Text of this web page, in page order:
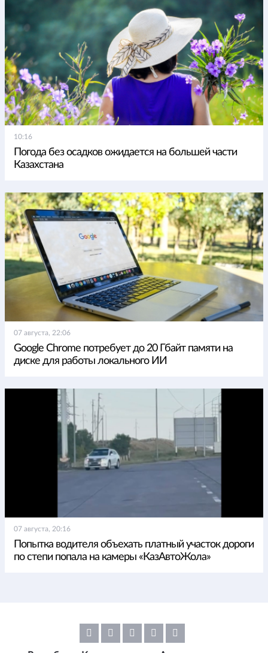
10:16
Погода без осадков ожидается на большей части
Казахстана
07 августа, 22:06
Google Chrome потребует до 20 Гбайт памяти на
диске для работы локального ИИ
07 августа, 20:16
Попытка водителя объехать платный участок дороги
по степи попала на камеры «КазАвтоЖола»